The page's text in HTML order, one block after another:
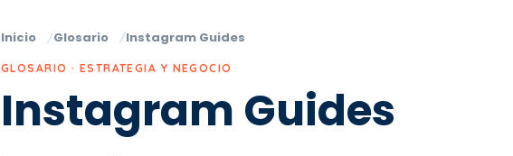
Inicio Glosario Instagram Guides
GLOSARIO · ESTRATEGIA Y NEGOCIO
Instagram Guides